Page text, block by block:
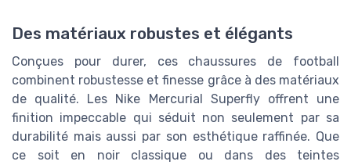
Des matériaux robustes et élégants
Conçues pour durer, ces chaussures de football
combinent robustesse et finesse grâce à des matériaux
de qualité. Les Nike Mercurial Superfly offrent une
finition impeccable qui séduit non seulement par sa
durabilité mais aussi par son esthétique raffinée. Que
ce soit en noir classique ou dans des teintes